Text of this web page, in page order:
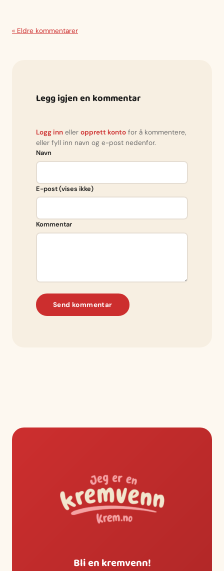
« Eldre kommentarer
Legg igjen en kommentar
Logg inn eller opprett konto for å kommentere,
eller fyll inn navn og e-post nedenfor.
Kommentar
Navn
E-post (vises ikke)
Send kommentar
Bli en kremvenn!